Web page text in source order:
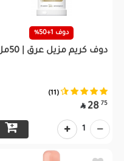
دوف 1+50%
دوف كريم مزيل عرق | 50مل
(11)
75
28

1